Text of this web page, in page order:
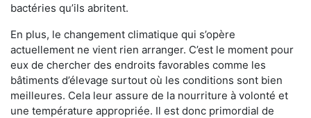
bactéries qu’ils abritent.
En plus, le changement climatique qui s’opère
actuellement ne vient rien arranger. C’est le moment pour
eux de chercher des endroits favorables comme les
bâtiments d’élevage surtout où les conditions sont bien
meilleures. Cela leur assure de la nourriture à volonté et
une température appropriée. Il est donc primordial de